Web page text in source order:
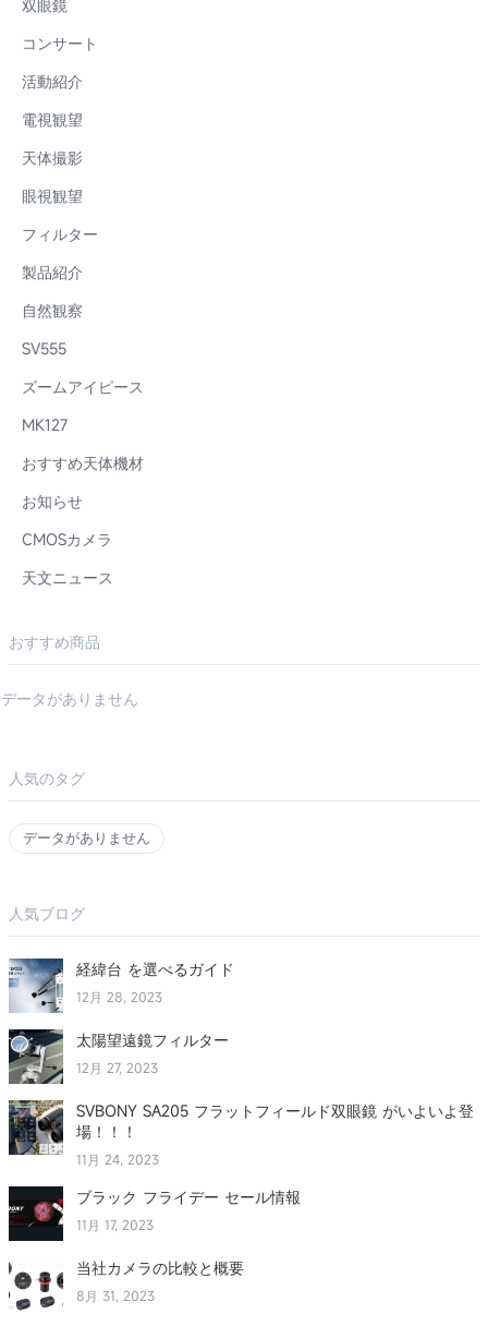
双眼鏡
コンサート
活動紹介
電視観望
天体撮影
眼視観望
フィルター
製品紹介
自然観察
SV555
ズームアイピース
MK127
おすすめ天体機材
お知らせ
CMOSカメラ
天文ニュース
おすすめ商品
データがありません
人気のタグ
データがありません
人気ブログ
経緯台 を選べるガイド
12月 28, 2023
太陽望遠鏡フィルター
12月 27, 2023
SVBONY SA205 フラットフィールド双眼鏡 がいよいよ登
場！！！
11月 24, 2023
ブラック フライデー セール情報
11月 17, 2023
当社カメラの比較と概要
8月 31, 2023